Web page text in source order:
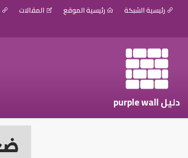
رئيسية الشبكة رئيسية الموقع المقالات
دليل purple wall